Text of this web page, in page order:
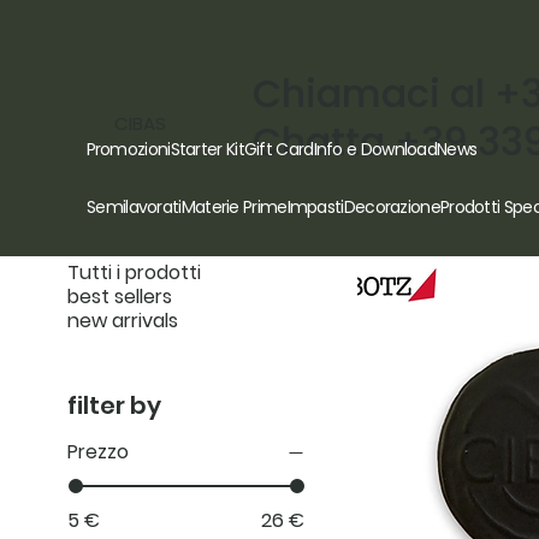
Chatta +39
PromozioniStarter KitGift CardInfo e DownloadNews
SemilavoratiMaterie PrimeImpastiDecorazioneProdotti
browse by
Tutti i prodotti
best sellers
new arrivals
filter by
Prezzo
5 € 26 €